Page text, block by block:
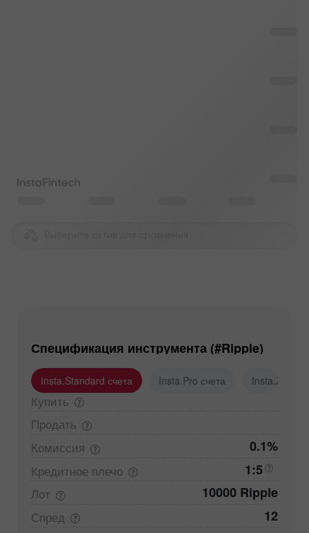
Спецификация инструмента (#Ripple)
Insta.Standard счета Insta.Pro счета Insta.Zero
Купить
Продать
Комиссия
0.1%
Кредитное плечо 1:5
Лот 10000 Ripple
Спред 12